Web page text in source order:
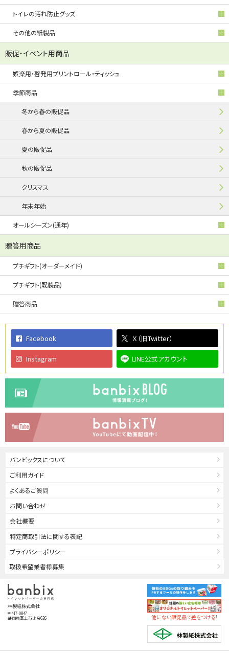
トイレの汚れ防止グッズ
その他の紙製品
販促・イベント用商品
娯楽用・啓発用プリントロール・ティッシュ
季節商品
冬から春の販促品
春から夏の販促品
夏の販促品
秋の販促品
クリスマス
年末年始
オールシーズン(通年)
贈答用商品
プチギフト(オーダーメイド)
プチギフト(既製品)
贈答商品
Facebook Ｘ（旧Twitter）
Instagram LINE公式アカウント
バンビックスについて
ご利用ガイド
よくあるご質問
お問い合わせ
会社概要
特定商取引法に関する表記
プライバシーポリシー
取扱希望業者様募集
林製紙株式会社
〒417-0847
静岡県富士市比奈626
他にない販促品で差をつける！